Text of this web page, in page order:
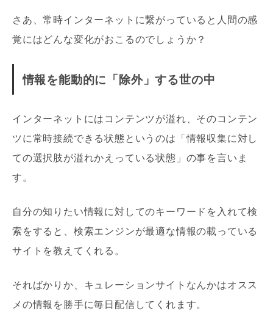
さあ、常時インターネットに繋がっていると人間の感
覚にはどんな変化がおこるのでしょうか？
情報を能動的に「除外」する世の中
インターネットにはコンテンツが溢れ、そのコンテン
ツに常時接続できる状態というのは「情報収集に対し
ての選択肢が溢れかえっている状態」の事を言いま
す。
自分の知りたい情報に対してのキーワードを入れて検
索をすると、検索エンジンが最適な情報の載っている
サイトを教えてくれる。
そればかりか、キュレーションサイトなんかはオスス
メの情報を勝手に毎日配信してくれます。